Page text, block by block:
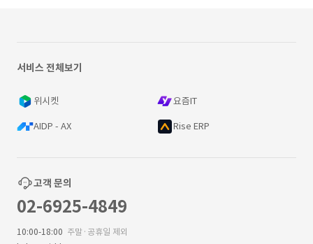
서비스 전체보기
위시켓 요즘IT
AIDP - AX Rise ERP
고객 문의
02-6925-4849
10:00-18:00 주말·공휴일 제외